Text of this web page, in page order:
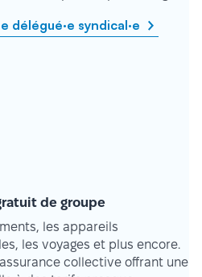
délégué·e syndical·e
de groupe
les appareils
les voyages et plus encore.
collective offrant une